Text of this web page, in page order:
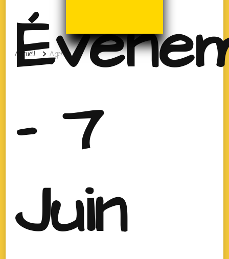
Accueil Agenda
- 7
Juin